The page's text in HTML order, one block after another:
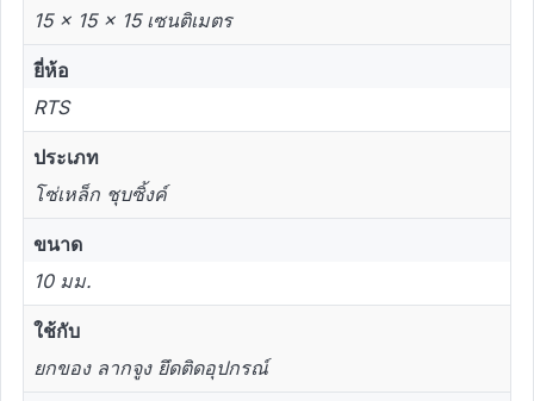
15 × 15 × 15 เซนติเมตร
ยี่ห้อ
RTS
ประเภท
โซ่เหล็ก ชุบซิ้งค์
ขนาด
10 มม.
ใช้กับ
ยกของ ลากจูง ยึดติดอุปกรณ์